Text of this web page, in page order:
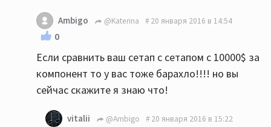
Ambigo @Katerina 20 января 2016 в 14:54
0
Если сравнить ваш сетап с сетапом с 10000$ за
компонент то у вас тоже барахло!!!! но вы
сейчас скажите я знаю что!
vitalii @Ambigo 20 января 2016 в 15:22